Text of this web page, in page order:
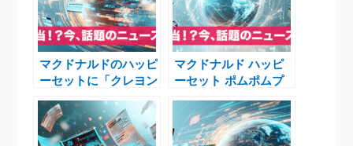
マクドナルドのハッピ
ーセットに「クレヨン
ポムプリン」登場！1
月16日から期間限定
マクドナルド ハッピ
ーセット ポムポムプ
ちゃん 2026年1月16日
発売